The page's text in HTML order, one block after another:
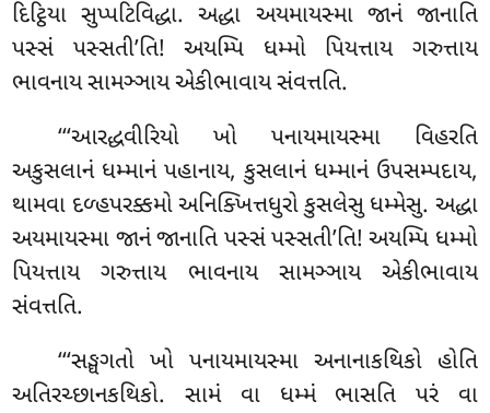
દિટ્ઠિયા સુપ્પટિવિદ્ધા. અદ્ધા અયમાયસ્મા જાનં જાનાતિ
પસ્સં પસ્સતી’તિ! અયમ્પિ ધમ્મો પિયત્તાય ગરુત્તાય
ભાવનાય સામઞ્ઞાય એકીભાવાય સંવત્તતિ.
‘‘‘આરદ્ધવીરિયો ખો પનાયમાયસ્મા વિહરતિ
અકુસલાનં ધમ્માનં પહાનાય, કુસલાનં ધમ્માનં ઉપસમ્પદાય,
થામવા દળ્હપરક્કમો અનિક્ખિત્તધુરો કુસલેસુ ધમ્મેસુ. અદ્ધા
અયમાયસ્મા જાનં જાનાતિ પસ્સં પસ્સતી’તિ! અયમ્પિ ધમ્મો
પિયત્તાય ગરુત્તાય ભાવનાય સામઞ્ઞાય એકીભાવાય
સંવત્તતિ.
‘‘‘સઙ્ઘગતો ખો પનાયમાયસ્મા અનાનાકથિકો હોતિ
અતિરચ્છાનકથિકો. સામં વા ધમ્મં ભાસતિ પરં વા